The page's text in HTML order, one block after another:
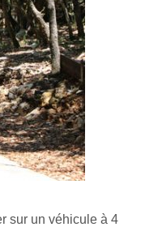
sur un véhicule à 4